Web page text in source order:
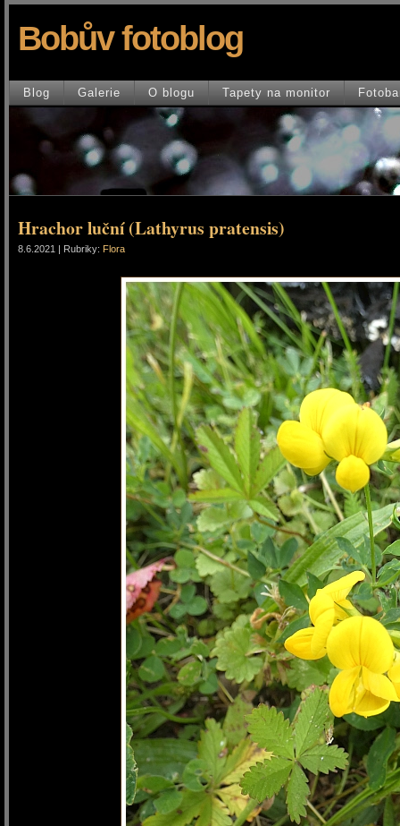
Bobův fotoblog
Blog Galerie O blogu Tapety na monitor
Hrachor luční (Lathyrus pratensis)
8.6.2021 | Rubriky: Flora